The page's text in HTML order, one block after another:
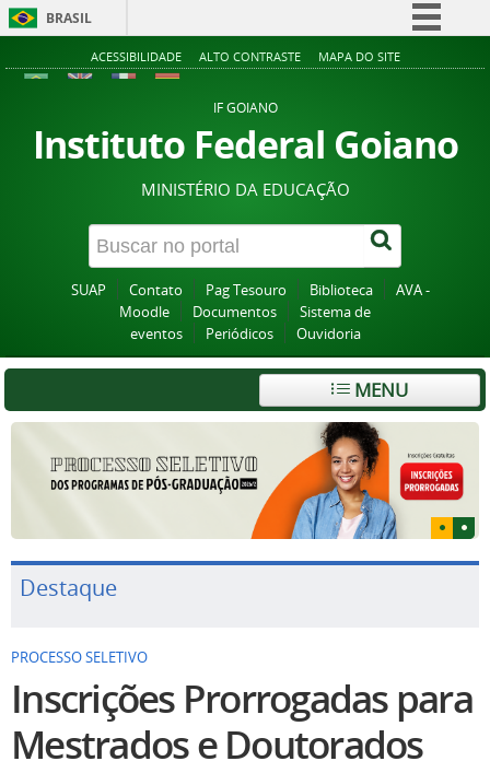
BRASIL
Simplifique!
Acesso à informação
Legislação
Canais
ACESSIBILIDADE ALTO CONTRASTE MAPA DO SITE
IF GOIANO
Instituto Federal Goiano
MINISTÉRIO DA EDUCAÇÃO
SUAP Contato Pag Tesouro Biblioteca
AVA -
Moodle
Documentos
Sistema de
eventos
Periódicos Ouvidoria
MENU
Destaque
PROCESSO SELETIVO
Inscrições Prorrogadas para
Mestrados e Doutorados